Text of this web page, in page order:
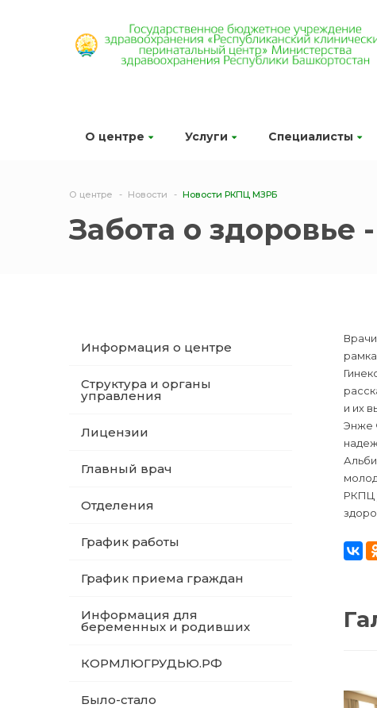
О центре Услуги Специалисты
О центре Новости Новости РКПЦ МЗРБ
Забота о здоровье
Информация о центре
Структура и органы
управления
Лицензии
Главный врач
Отделения
График работы
График приема граждан
Информация для
беременных и родивших
КОРМЛЮГРУДЬЮ.РФ
Было-стало
и их
Энже
РКПЦ